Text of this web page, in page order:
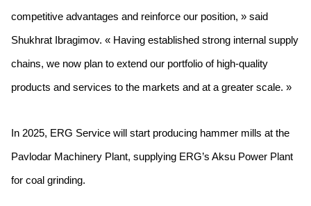
competitive advantages and reinforce our position, » said
Shukhrat Ibragimov. « Having established strong internal supply
chains, we now plan to extend our portfolio of high-quality
products and services to the markets and at a greater scale. »
In 2025, ERG Service will start producing hammer mills at the
Pavlodar Machinery Plant, supplying ERG’s Aksu Power Plant
for coal grinding.